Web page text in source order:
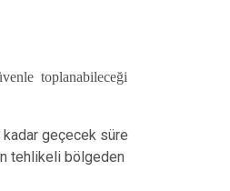
toplanabileceği
kadar geçecek süre
tehlikeli bölgeden